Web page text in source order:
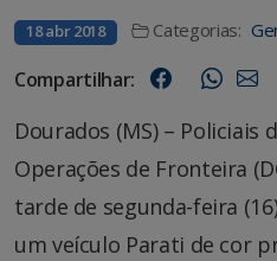
18 abr 2018 Categorias:
Compartilhar:
Dourados (MS) – Policiais
Operações de Fronteira
tarde de segunda-feira
um veículo Parati de cor